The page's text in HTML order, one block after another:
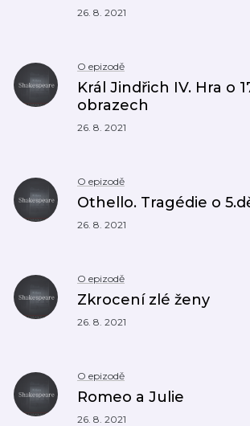
26. 8. 2021
O epizodě
Král Jindřich IV. Hra o
obrazech
26. 8. 2021
O epizodě
Othello. Tragédie o
26. 8. 2021
O epizodě
Zkrocení zlé ženy
26. 8. 2021
O epizodě
Romeo a Julie
26. 8. 2021